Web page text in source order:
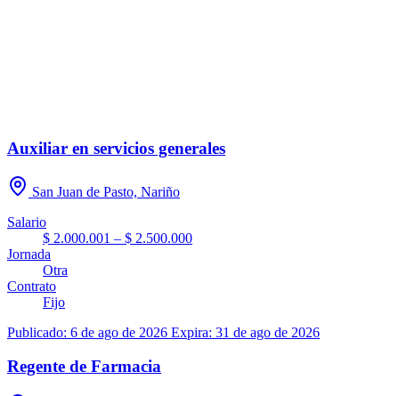
Auxiliar en servicios generales
San Juan de Pasto, Nariño
Salario
$ 2.000.001 – $ 2.500.000
Jornada
Otra
Contrato
Fijo
Publicado: 6 de ago de 2026 Expira: 31 de ago de 2026
Regente de Farmacia